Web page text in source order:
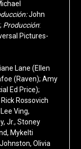
John
Producción:
Pictures-
Lane (Ellen
(Raven); Amy
Ed Price);
Rossovich
Ving,
Jr., Stoney
Mykelti
Olivia